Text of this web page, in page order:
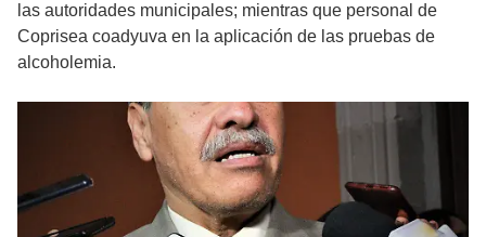
las autoridades municipales; mientras que personal de
Coprisea coadyuva en la aplicación de las pruebas de
alcoholemia.